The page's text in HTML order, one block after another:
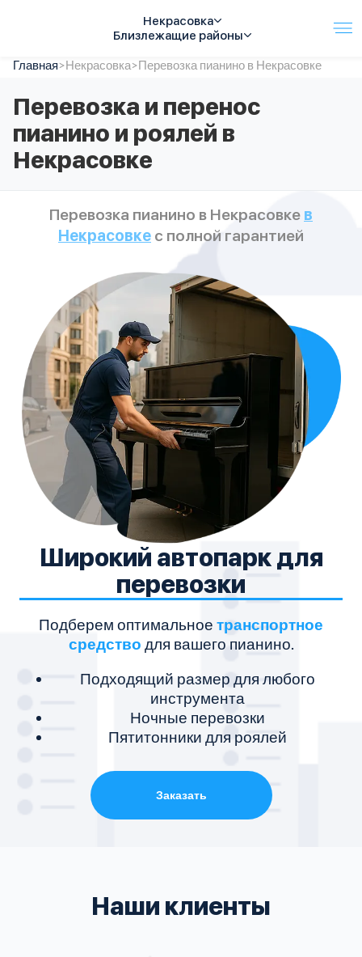
Некрасовка
Близлежащие районы
Услуги
Автопарк
Тарифы
Акции
О компании
Отзывы
Спецтехника
Главная>Некрасовка>Перевозка пианино в Некрасовке
Перевозка и перенос
пианино и роялей в
Некрасовке
Перевозка пианино в Некрасовке в
Некрасовке с полной гарантией
Широкий автопарк для
перевозки
Подберем оптимальное транспортное
средство для вашего пианино.
Подходящий размер для любого
инструмента
Ночные перевозки
Пятитонники для роялей
Заказать
Наши клиенты